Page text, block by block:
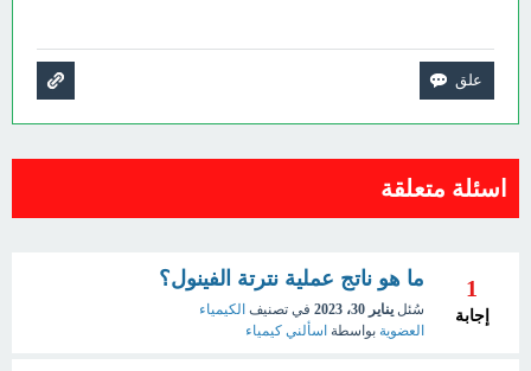
اسئلة متعلقة
1
إجابة
ما هو ناتج عملية نترتة الفينول؟
سُئل يناير 30، 2023 في تصنيف الكيمياء
العضوية بواسطة اسألني كيمياء